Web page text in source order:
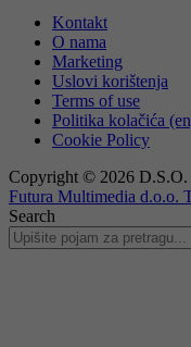
Kontakt
O nama
Marketing
Uslovi korištenja
Terms of use
Politika kolačića
Cookie Policy
Copyright © 2026
Futura Multimedia d.o.o.
Search